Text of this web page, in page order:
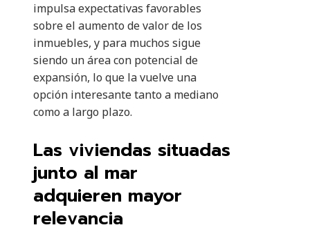
impulsa expectativas favorables
sobre el aumento de valor de los
inmuebles, y para muchos sigue
siendo un área con potencial de
expansión, lo que la vuelve una
opción interesante tanto a mediano
como a largo plazo.
Las viviendas situadas
junto al mar
adquieren mayor
relevancia